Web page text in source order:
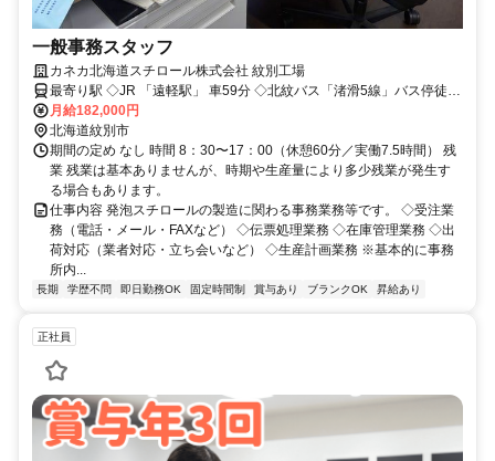
一般事務スタッフ
カネカ北海道スチロール株式会社 紋別工場
最寄り駅 ◇JR 「遠軽駅」 車59分 ◇北紋バス「渚滑5線」バス停徒歩
10分
月給182,000円
北海道紋別市
期間の定め なし 時間 8：30〜17：00（休憩60分／実働7.5時間） 残
業 残業は基本ありませんが、時期や生産量により多少残業が発生す
る場合もあります。
仕事内容 発泡スチロールの製造に関わる事務業務等です。 ◇受注業
務（電話・メール・FAXなど） ◇伝票処理業務 ◇在庫管理業務 ◇出
荷対応（業者対応・立ち会いなど） ◇生産計画業務 ※基本的に事務
所内...
長期 学歴不問 即日勤務OK 固定時間制 賞与あり ブランクOK 昇給あり
正社員